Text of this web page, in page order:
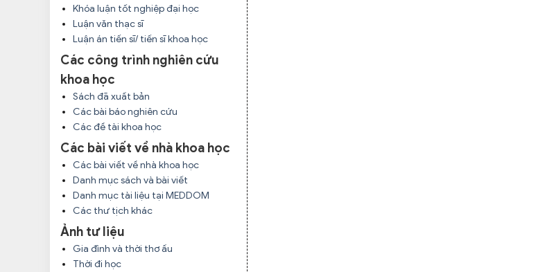
Khóa luận tốt nghiệp đại học
Luận văn thạc sĩ
Luận án tiến sĩ/ tiến sĩ khoa học
Các công trình nghiên cứu
khoa học
Sách đã xuất bản
Các bài báo nghiên cứu
Các đề tài khoa học
Các bài viết về nhà khoa học
Các bài viết về nhà khoa học
Danh mục sách và bài viết
Danh mục tài liệu tại MEDDOM
Các thư tịch khác
Ảnh tư liệu
Gia đình và thời thơ ấu
Thời đi học